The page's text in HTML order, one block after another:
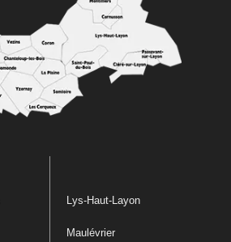
Lys-Haut-Layon
Maulévrier